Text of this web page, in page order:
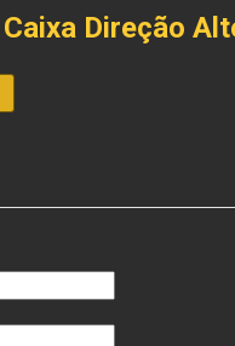
Direção